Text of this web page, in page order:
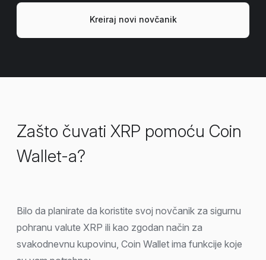
Kreiraj novi novčanik
Zašto čuvati XRP pomoću Coin
Wallet-a?
Bilo da planirate da koristite svoj novčanik za sigurnu
pohranu valute XRP ili kao zgodan način za
svakodnevnu kupovinu, Coin Wallet ima funkcije koje